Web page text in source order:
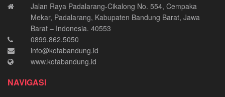
Jalan Raya Padalarang-Cikalong No. 554, Cempaka
Mekar, Padalarang, Kabupaten Bandung Barat, Jawa
Barat – Indonesia. 40553
0899.862.5050
info@kotabandung.id
www.kotabandung.id
NAVIGASI